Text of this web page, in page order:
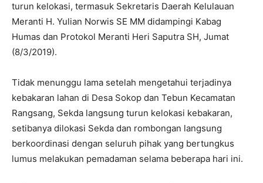
turun kelokasi, termasuk Sekretaris Daerah Kelulauan
Meranti H. Yulian Norwis SE MM didampingi Kabag
Humas dan Protokol Meranti Heri Saputra SH, Jumat
(8/3/2019).
Tidak menunggu lama setelah mengetahui terjadinya
kebakaran lahan di Desa Sokop dan Tebun Kecamatan
Rangsang, Sekda langsung turun kelokasi kebakaran,
setibanya dilokasi Sekda dan rombongan langsung
berkoordinasi dengan seluruh pihak yang bertungkus
lumus melakukan pemadaman selama beberapa hari ini.